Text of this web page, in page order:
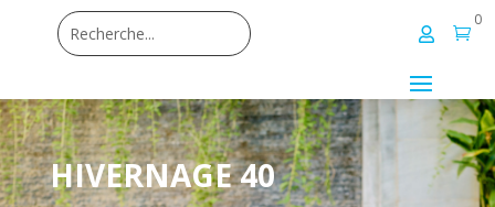
 
0
HIVERNAGE 40